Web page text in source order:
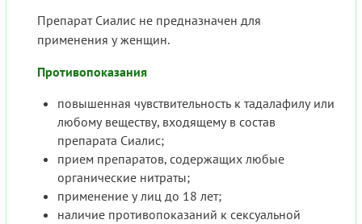
Препарат Сиалис не предназначен для
применения у женщин.
Противопоказания
повышенная чувствительность к тадалафилу или
любому веществу, входящему в состав
препарата Сиалис;
прием препаратов, содержащих любые
органические нитраты;
применение у лиц до 18 лет;
наличие противопоказаний к сексуальной